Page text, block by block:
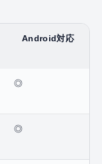
Android対応
◎
◎